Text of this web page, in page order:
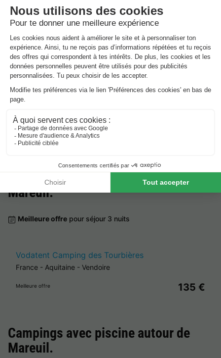
Vodatent Camping des Tourbières
Aquitaine Vendoire
personnes
45 €
Campings pas chers autour de
Mareuil.
Meilleure offre pour séjour 3 nuits
Vodatent Camping des Tourbières
France - Aquitaine - Vendoire
Meilleure offre 135 €
Campings avec piscine autour de
Mareuil.